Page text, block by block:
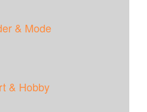
& Mode
& Hobby